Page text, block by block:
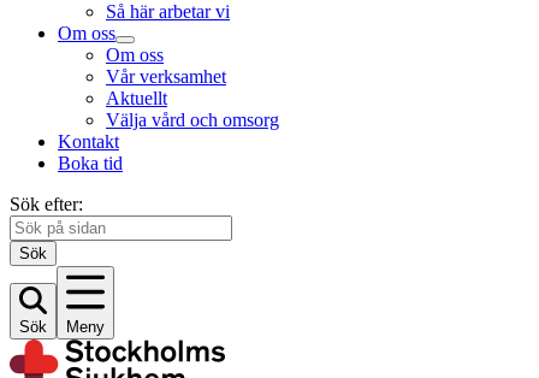
Så här arbetar vi
Om oss
Om oss
Vår verksamhet
Aktuellt
Välja vård och omsorg
Kontakt
Boka tid
Sök efter:
Sök
Sök Meny